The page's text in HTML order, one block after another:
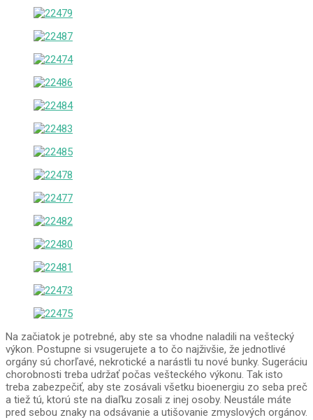
Na začiatok je potrebné, aby ste sa vhodne naladili na veštecký
výkon. Postupne si vsugerujete a to čo najživšie, že jednotlivé
orgány sú chorľavé, nekrotické a narástli tu nové bunky. Sugeráciu
chorobnosti treba udržať počas vešteckého výkonu. Tak isto
treba zabezpečiť, aby ste zosávali všetku bioenergiu zo seba preč
a tiež tú, ktorú ste na diaľku zosali z inej osoby. Neustále máte
pred sebou znaky na odsávanie a utišovanie zmyslových orgánov.